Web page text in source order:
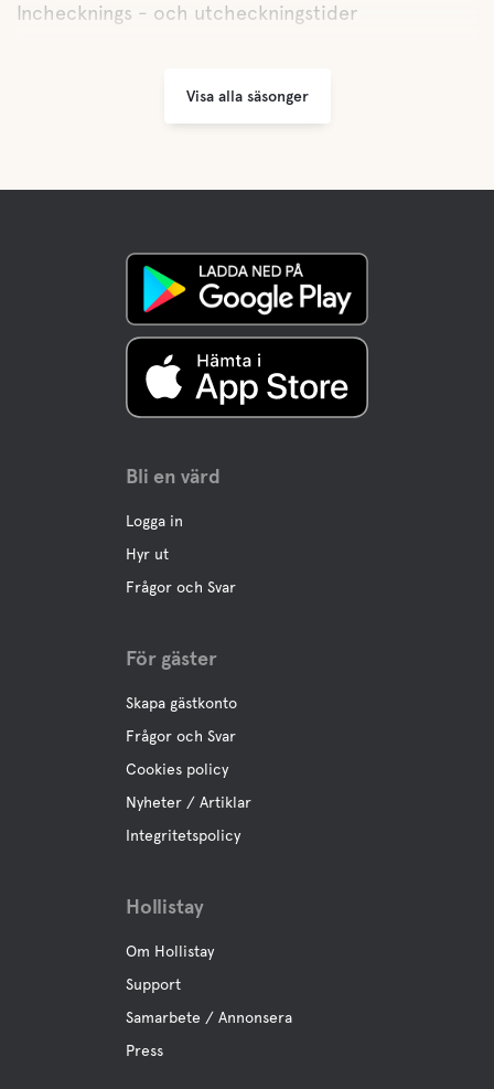
Inchecknings - och utcheckningstider
Visa alla säsonger
Bli en värd
Logga in
Hyr ut
Frågor och Svar
För gäster
Skapa gästkonto
Frågor och Svar
Cookies policy
Nyheter / Artiklar
Integritetspolicy
Hollistay
Om Hollistay
Support
Samarbete / Annonsera
Press